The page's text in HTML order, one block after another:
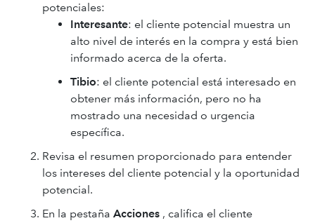
potenciales:
Interesante: el cliente potencial muestra un
alto nivel de interés en la compra y está bien
informado acerca de la oferta.
Tibio: el cliente potencial está interesado en
obtener más información, pero no ha
mostrado una necesidad o urgencia
específica.
Revisa el resumen proporcionado para entender
los intereses del cliente potencial y la oportunidad
potencial.
En la pestaña Acciones , califica el cliente